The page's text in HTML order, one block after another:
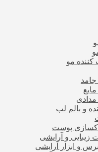
مو
و بالم لب
پاکسازی پوست
زیبایی و آرایشی
برس و ابزار آرایشی